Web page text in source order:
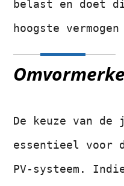
belast en doet
hoogste
De keuze van de
essentieel voor
PV-systeem.